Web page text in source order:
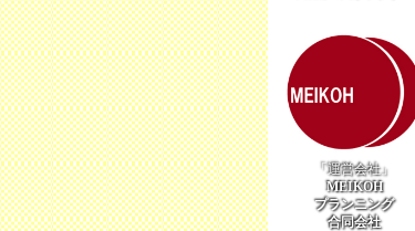
「運営会社」
MEIKOH
プランニング
合同会社